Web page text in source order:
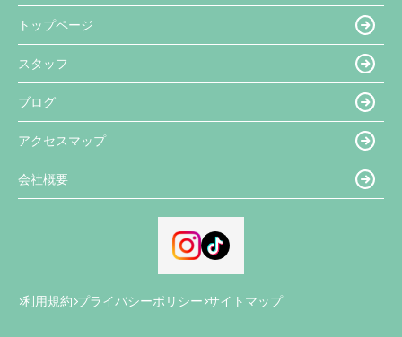
トップページ
スタッフ
ブログ
アクセスマップ
会社概要
利用規約 プライバシーポリシー サイトマップ